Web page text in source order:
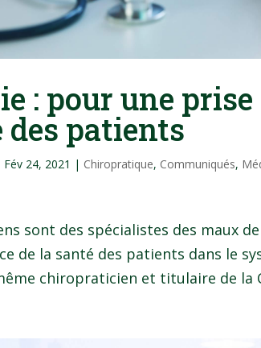
: pour une
patients
Fév 24, 2021 | Chiropratique, Communiqués,
sont des spécialistes des maux
de la santé des patients dans le
chiropraticien et titulaire de la